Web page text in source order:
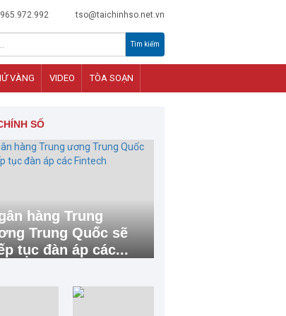
tso@taichinhso.net.vn
Tìm kiếm
VÀNG VIDEO TÒA SOẠN
SỐ
hàng Trung
Trung Quốc sẽ
tục đàn áp các...